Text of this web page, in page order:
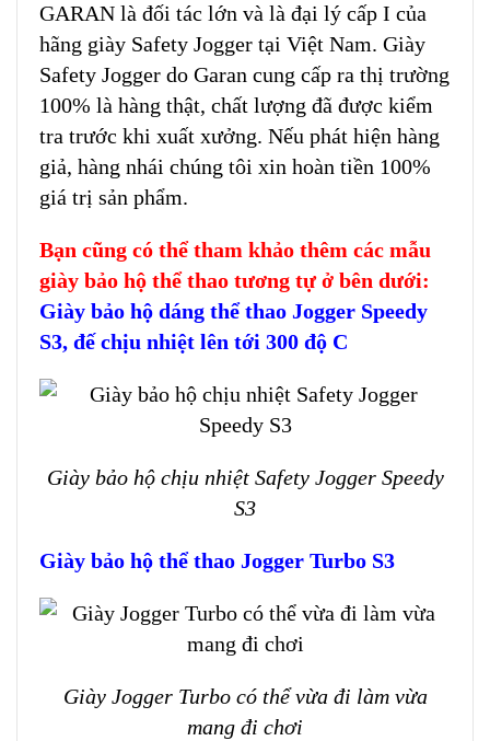
GARAN là đối tác lớn và là đại lý cấp I của
hãng giày Safety Jogger tại Việt Nam. Giày
Safety Jogger do Garan cung cấp ra thị trường
100% là hàng thật, chất lượng đã được kiểm
tra trước khi xuất xưởng. Nếu phát hiện hàng
giả, hàng nhái chúng tôi xin hoàn tiền 100%
giá trị sản phẩm.
Bạn cũng có thể tham khảo thêm các mẫu
giày bảo hộ thể thao tương tự ở bên dưới:
Giày bảo hộ dáng thể thao Jogger Speedy
S3, đế chịu nhiệt lên tới 300 độ C
Giày bảo hộ chịu nhiệt Safety Jogger Speedy
S3
Giày bảo hộ thể thao Jogger Turbo S3
Giày Jogger Turbo có thể vừa đi làm vừa
mang đi chơi